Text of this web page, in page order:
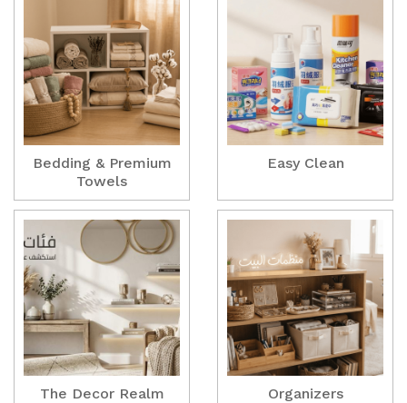
Bedding & Premium
Towels
Easy Clean
The Decor Realm Organizers